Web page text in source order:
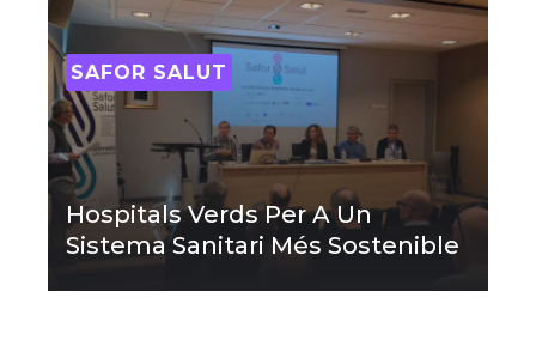
SAFOR SALUT
Hospitals Verds Per A Un
Sistema Sanitari Més Sostenible